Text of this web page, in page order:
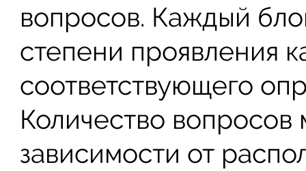
вопросов. Каждый
степени проявления
соответствующего
Количество
зависимости от